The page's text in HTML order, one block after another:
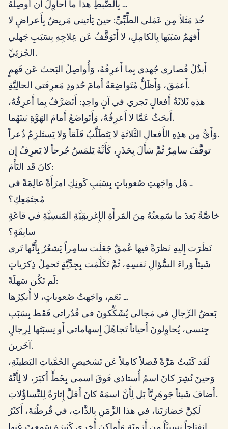
ـ بِالضَّبطِ هذا ما أُحاوِلُ أَن أُوصِلَهُ.
خُذ مَثَلاً مِن عَمَلي الطِّبِّيِّ: حينَ يَأتيني مَريضٌ بِأَعراضٍ لا
أَفهَمُ سَبَبَها بِالكامِلِ، لا أَتَوَقَّفُ عَن عِلاجِهِ بِسَبَبِ جَهلي
الجُزئِيِّ.
أَبذُلُ قُصارى جُهدي بِما أَعرِفُهُ، وَأُواصِلُ البَحثَ عَن فَهمٍ
أَعمَقَ، وَأَظَلُّ مُتَواضِعَةً أَمامَ حُدودِ مَعرِفَتي الحالِيَّةِ.
هذِهِ ثَلاثَةُ أَفعالٍ تَجري في آنٍ واحِدٍ: أَتَصَرَّفُ بِما أَعرِفُهُ،
أَبحَثُ عَمَّا لا أَعرِفُهُ، وَأَتَواضَعُ أَمامَ الهَوَّةِ بَينَهُما.
وَأَيٌّ مِن هذِهِ الأَفعالِ الثَّلاثَةِ لا يَتَطَلَّبُ قَلَقاً وَلا يَستَلزِمُ ذُعراً.
توقَّفَ سامِرٌ ثُمَّ سَأَلَ بِحَذَرٍ، كَأَنَّهُ يَلمَسُ جُرحاً لا يَعرِفُ إِن
كانَ قَد التَأَمَ:
ـ هَل واجَهتِ صُعوباتٍ بِسَبَبِ كَونِكِ امرَأَةً عالِمَةً في
مُجتَمَعِكِ؟
خاصَّةً بَعدَ ما سَمِعتُهُ مِنَ المَرأَةِ الإِغريقِيَّةِ المَنسِيَّةِ في قاعَةٍ
سابِقَةٍ؟
نَظَرَت إِليهِ نَظرَةً فيها عُمقٌ جَعَلَت سامِراً يَشعُرُ بِأَنَّها تَرى
شَيئاً وَراءَ السُّؤالِ نَفسِهِ، ثُمَّ تَكَلَّمَت بِجِدِّيَّةٍ تَحمِلُ ذِكرَياتٍ
لَم تَكُن سَهلَةً:
ـ نَعَم، واجَهتُ صُعوباتٍ، لا أُنكِرُها.
بَعضُ الرِّجالِ في مَجالي يُشَكِّكونَ في قُدُراتي فَقَط بِسَبَبِ
جِنسي، يُحاوِلونَ أَحياناً تَجاهُلَ إِسهاماتي أَو نِسبَتَها لِرِجالٍ
آخَرينَ.
لَقَد كَتَبتُ مَرَّةً فَصلاً كامِلاً عَن تَشخيصِ الحُمَّياتِ البَطيئَةِ،
وَحينَ نُشِرَ كانَ اسمُ أُستاذي فَوقَ اسمي بِخَطٍّ أَكبَرَ، لا لِأَنَّهُ
أَضافَ شَيئاً جَوهَرِيَّاً بَل لِأَنَّ اسمَهُ كانَ أَقلَّ إِثارَةً لِلتَّساؤُلاتِ.
لَكِنَّ حَضارَتَنا، في هذا الزَّمَنِ بِالذَّاتِ، في قُرطُبَةَ، أَكثَرُ